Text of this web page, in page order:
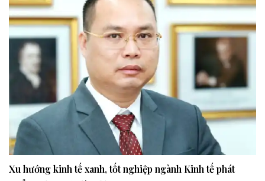
Xu hướng kinh tế xanh, tốt nghiệp ngành Kinh tế phát